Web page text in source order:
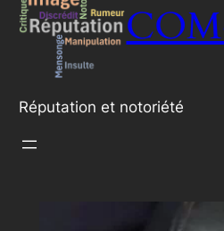
Réputation et notoriété